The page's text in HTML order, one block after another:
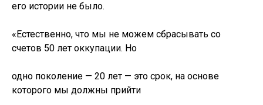
его истории не было.
«Естественно, что мы не можем сбрасывать со
счетов 50 лет оккупации. Но
одно поколение — 20 лет — это срок, на основе
которого мы должны прийти